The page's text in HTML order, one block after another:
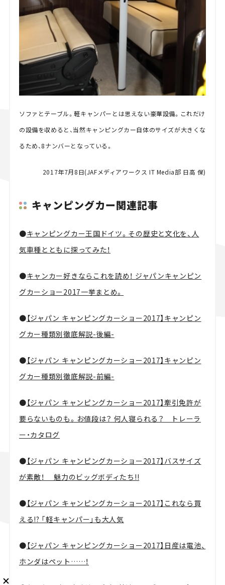
ソファとテーブル。軽キャンパーとは思えない豪華設備。これだけ
の設備を収めると、当然キャンピングカー自体のサイズが大きくな
るため、8ナンバーとなっている。
2017年7月8日(JAFメディアワークス IT Media部 日高 保)
キャンピングカー関連記事
●キャンピングカー王国ドイツ。その歴史と文化を、人
気車種とともに探ってみた！
●キャンカー好きならこれを読め！ ジャパンキャンピン
グカーショー2017一挙まとめ。
●【ジャパン キャンピングカーショー2017】キャンピン
グカー種類別徹底解説-後編-
●【ジャパン キャンピングカーショー2017】キャンピン
グカー種類別徹底解説-前編-
●【ジャパン キャンピングカーショー2017】牽引免許が
要らないものも。お値段は？ 何人寝られる？ トレーラ
ー・カタログ
●【ジャパン キャンピングカーショー2017】バスサイズ
が素敵！ 魅力のビッグボディたち!!
●【ジャパン キャンピングカーショー2017】これなら買
える!? 「軽キャンパー」も大人気
●【ジャパン キャンピングカーショー2017】日産は電池、
ホンダはペット……！
KURU KURAについて広告掲載 プライバシーポリシー
follow us